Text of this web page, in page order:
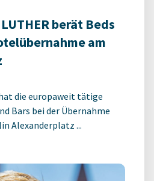
LUTHER berät Beds
am
die europaweit tätige
Bars bei der Übernahme
Alexanderplatz ...